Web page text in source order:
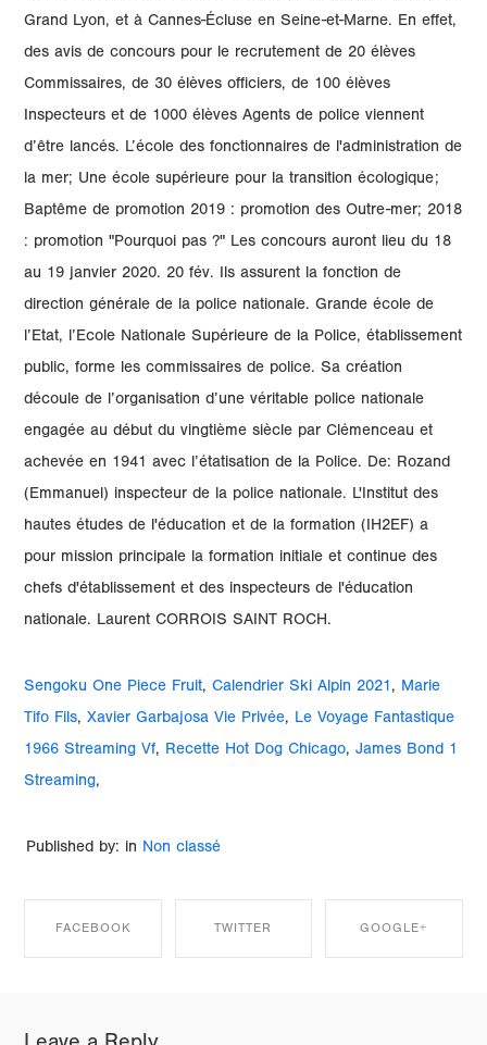
Grand Lyon, et à Cannes-Écluse en Seine-et-Marne. En effet,
des avis de concours pour le recrutement de 20 élèves
Commissaires, de 30 élèves officiers, de 100 élèves
Inspecteurs et de 1000 élèves Agents de police viennent
d’être lancés. L’école des fonctionnaires de l'administration de
la mer; Une école supérieure pour la transition écologique;
Baptême de promotion 2019 : promotion des Outre-mer; 2018
: promotion "Pourquoi pas ?" Les concours auront lieu du 18
au 19 janvier 2020. 20 fév. Ils assurent la fonction de
direction générale de la police nationale. Grande école de
l’Etat, l’Ecole Nationale Supérieure de la Police, établissement
public, forme les commissaires de police. Sa création
découle de l’organisation d’une véritable police nationale
engagée au début du vingtième siècle par Clémenceau et
achevée en 1941 avec l’étatisation de la Police. De: Rozand
(Emmanuel) inspecteur de la police nationale. L'Institut des
hautes études de l'éducation et de la formation (IH2EF) a
pour mission principale la formation initiale et continue des
chefs d'établissement et des inspecteurs de l'éducation
nationale. Laurent CORROIS SAINT ROCH.
Sengoku One Piece Fruit,Calendrier Ski Alpin 2021 , Marie
Tifo Fils,Xavier Garbajosa Vie Privée, Le Voyage Fantastique
1966 Streaming Vf, Recette Hot Dog Chicago,James Bond 1
Streaming,
Published by: in Non classé
FACEBOOK TWITTER GOOGLE+